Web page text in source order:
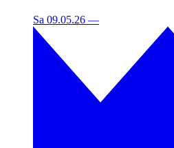
Sa 09.05.26 —